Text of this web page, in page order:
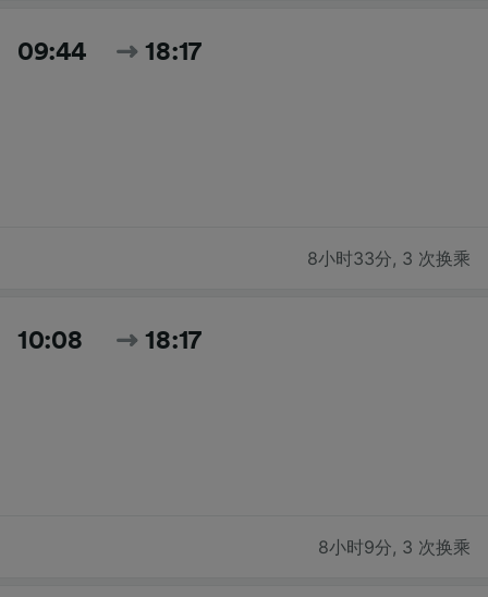
09:44 18:17
8小时33分, 3 次换乘
10:08 18:17
8小时9分, 3 次换乘